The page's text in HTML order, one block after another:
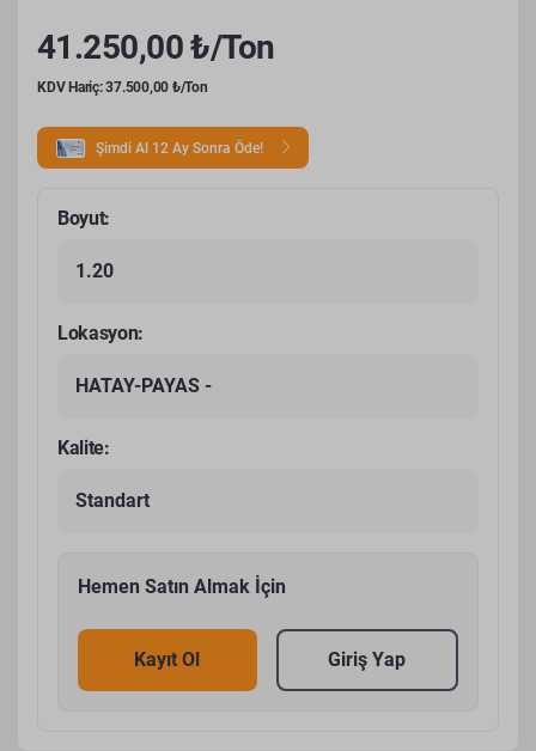
41.250,00 ₺/Ton
KDV Hariç: 37.500,00 ₺/Ton
Şimdi Al 12 Ay Sonra Öde!
Boyut:
1.20
Lokasyon:
HATAY-PAYAS -
Kalite:
Standart
Hemen Satın Almak İçin
Kayıt Ol Giriş Yap